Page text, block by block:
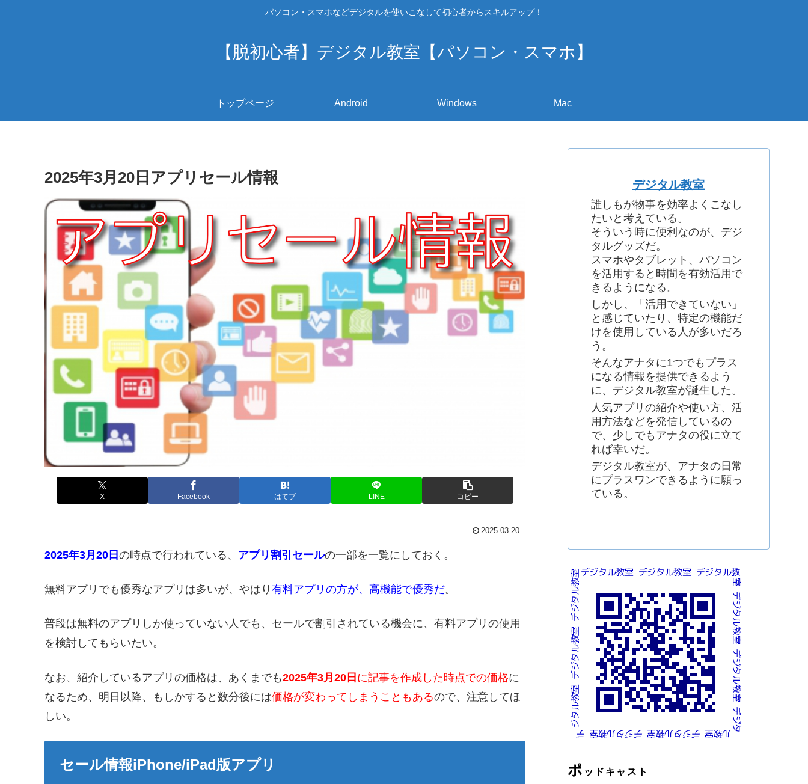
パソコン・スマホなどデジタルを使いこなして初心者からスキルアップ！
【脱初心者】デジタル教室【パソコン・スマホ】
トップページ Android Windows Mac
2025年3月20日アプリセール情報
X Facebook はてブ LINE コピー
2025.03.20
2025年3月20日 の時点で行われている、 アプリ割引セールの一部を一覧にしておく。
無料アプリでも優秀なアプリは多いが、やはり 有料アプリの方が、高機能で優秀だ。
普段は無料のアプリしか使っていない人でも、セールで割引されている機会に、有料アプリの使用
を検討してもらいたい。
なお、紹介しているアプリの価格は、あくまでも2025年3月20日 に記事を作成した時点での価格に
なるため、明日以降、もしかすると数分後には価格が変わってしまうこともあるので、注意してほ
しい。
セール情報iPhone/iPad版アプリ
デジタル教室
誰しもが物事を効率よくこなし
たいと考えている。
そういう時に便利なのが、デジ
タルグッズだ。
スマホやタブレット、パソコン
を活用すると時間を有効活用で
きるようになる。
しかし、「活用できていない」
と感じていたり、特定の機能だ
けを使用している人が多いだろ
う。
そんなアナタに1つでもプラス
になる情報を提供できるよう
に、デジタル教室が誕生した。
人気アプリの紹介や使い方、活
用方法などを発信しているの
で、少しでもアナタの役に立て
れば幸いだ。
デジタル教室が、アナタの日常
にプラスワンできるように願っ
ている。
ポ ッドキャスト